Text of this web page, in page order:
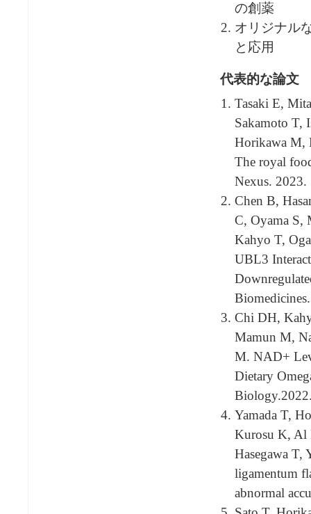
の創薬
オリジナル
と応用
代表的な論文
Tasaki E,
Sakamoto T,
Horikawa M,
The royal
Nexus. 2023.
Chen B,
C, Oyama S,
Kahyo T,
UBL3
Chi DH,
Mamun M,
M. NAD+
Dietary
Yamada T,
Kurosu K, Al
Hasegawa T,
ligamentum
abnormal